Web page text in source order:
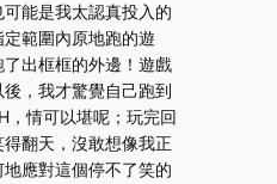
能是我太認真投入的
範圍內原地跑的遊
出框框的外邊！遊戲
，我才驚覺自己跑到
，情可以堪呢；玩完回
翻天，沒敢想像我正
應對這個停不了笑的